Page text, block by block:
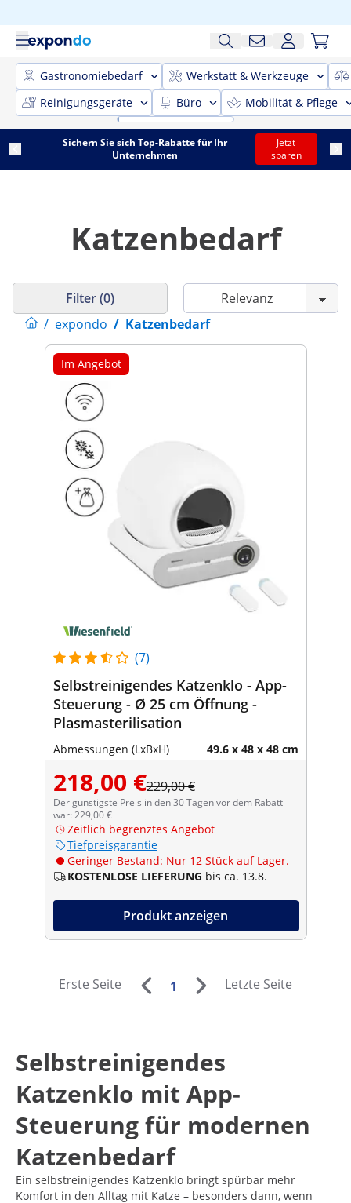
Gastronomiebedarf
Werkstatt & Werkzeuge
Reinigungsgeräte
Büro Mobilität & Pflege
Sichern Sie sich Top-Rabatte für Ihr
Unternehmen
Jetzt
sparen
Katzenbedarf
/ expondo / Katzenbedarf
Filter (0)
Im Angebot
(7)
Selbstreinigendes Katzenklo - App-
Steuerung - Ø 25 cm Öffnung -
Plasmasterilisation
Abmessungen (LxBxH) 49.6 x 48 x 48 cm
218,00 €229,00 €
Der günstigste Preis in den 30 Tagen vor dem Rabatt
war: 229,00 €
Zeitlich begrenztes Angebot
Tiefpreisgarantie
Geringer Bestand: Nur 12 Stück auf Lager.
KOSTENLOSE LIEFERUNG bis ca. 13.8.
Produkt anzeigen
Erste Seite 1 Letzte Seite
Selbstreinigendes
Katzenklo mit App-
Steuerung für modernen
Katzenbedarf
Ein selbstreinigendes Katzenklo bringt spürbar mehr
Komfort in den Alltag mit Katze – besonders dann, wenn